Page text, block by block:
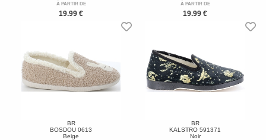
À PARTIR DE
19.99 €
À PARTIR DE
19.99 €
BR
BOSDOU 0613
Beige
BR
KALSTRO 591371
Noir